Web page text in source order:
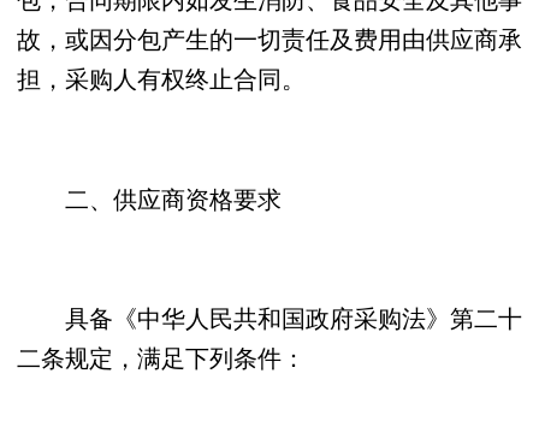
故，或因分包产生的一切责任及费用由供应商承
担，采购人有权终止合同。
二、供应商资格要求
具备《中华人民共和国政府采购法》第二十
二条规定，满足下列条件：